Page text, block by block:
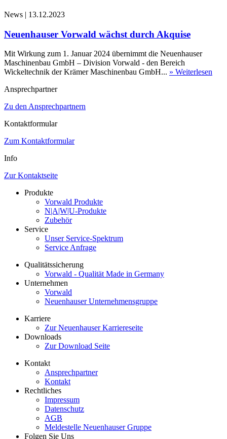
News | 13.12.2023
Neuenhauser Vorwald wächst durch Akquise
Mit Wirkung zum 1. Januar 2024 übernimmt die Neuenhauser
Maschinenbau GmbH – Division Vorwald - den Bereich
Wickeltechnik der Krämer Maschinenbau GmbH... » Weiterlesen
Ansprechpartner
Zu den Ansprechpartnern
Kontaktformular
Zum Kontaktformular
Info
Zur Kontaktseite
Produkte
Vorwald Produkte
N|A|W|U-Produkte
Zubehör
Service
Unser Service-Spektrum
Service Anfrage
Qualitätssicherung
Vorwald - Qualität Made in Germany
Unternehmen
Vorwald
Neuenhauser Unternehmensgruppe
Karriere
Zur Neuenhauser Karriereseite
Downloads
Zur Download Seite
Kontakt
Ansprechpartner
Kontakt
Rechtliches
Impressum
Datenschutz
AGB
Meldestelle Neuenhauser Gruppe
Folgen Sie Uns